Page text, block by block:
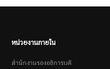
หน่วยงานภายใน
สำนักงานรองอธิการบดี